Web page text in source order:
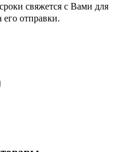
свяжется с Вами для
его отправки.